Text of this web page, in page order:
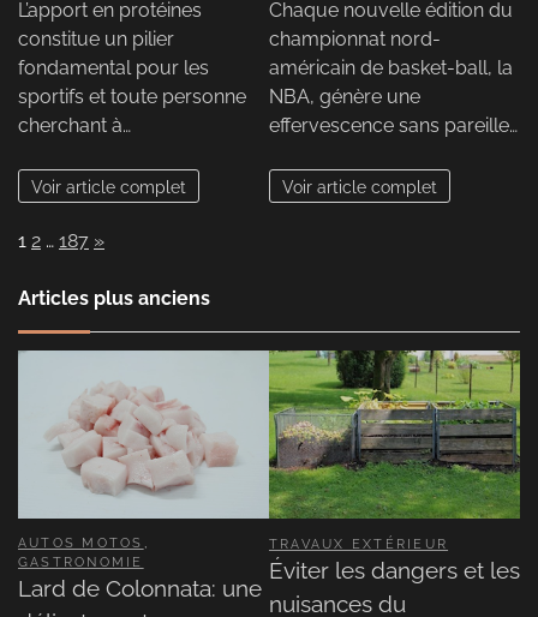
L’apport en protéines
constitue un pilier
fondamental pour les
sportifs et toute personne
cherchant à…
Voir article complet
Chaque nouvelle édition du
championnat nord-
américain de basket-ball, la
NBA, génère une
effervescence sans pareille…
Voir article complet
Page:
1 2 … 187 Next
»
Articles plus anciens
AUTOS MOTOS ,
GASTRONOMIE
Lard de Colonnata: une
TRAVAUX EXTÉRIEUR
Éviter les dangers et les
nuisances du